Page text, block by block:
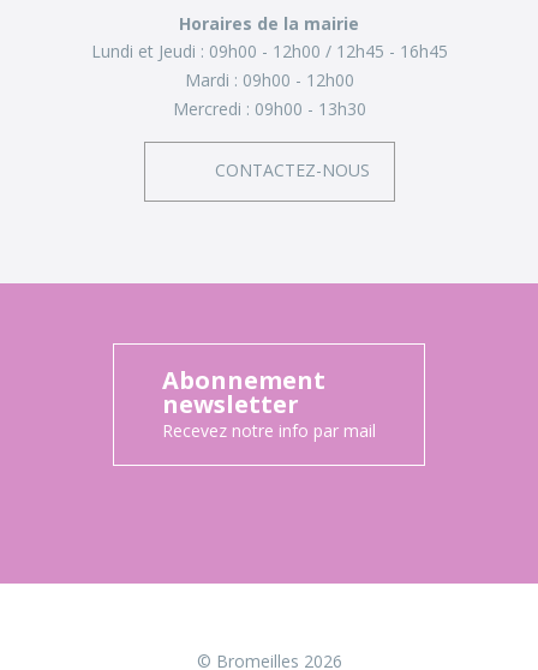
Horaires de la mairie
Lundi et Jeudi : 09h00 - 12h00
12h45 - 16h45
Mardi : 09h00 - 12h00
Mercredi : 09h00 - 13h30
CONTACTEZ-NOUS
Abonnement
newsletter
Recevez notre info par mail
© Bromeilles 2026